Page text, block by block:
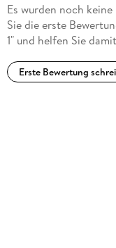
Es wurden noch
Sie die erste
1" und helfen Sie
Erste Bewertung